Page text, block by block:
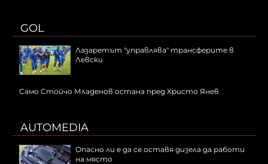
GOL
Лазаретът "управлява" трансферите в
Левски
Само Стойчо Младенов остана пред Христо Янев
AUTOMEDIA
Опасно ли е да се оставя дизела да работи
на място